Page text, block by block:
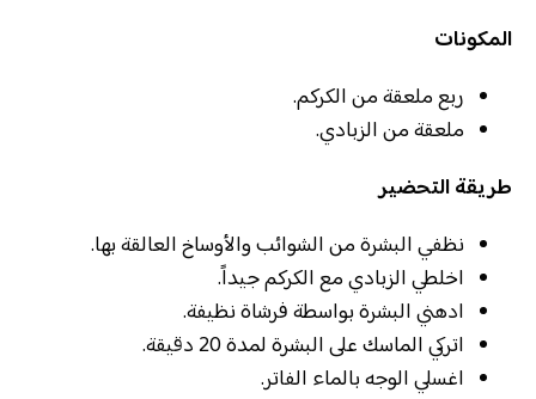
المكونات
ربع ملعقة من الكركم.
ملعقة من الزبادي.
طريقة التحضير
نظفي البشرة من الشوائب والأوساخ العالقة بها.
اخلطي الزبادي مع الكركم جيداً.
ادهني البشرة بواسطة فرشاة نظيفة.
اتركي الماسك على البشرة لمدة 20 دقيقة.
اغسلي الوجه بالماء الفاتر.